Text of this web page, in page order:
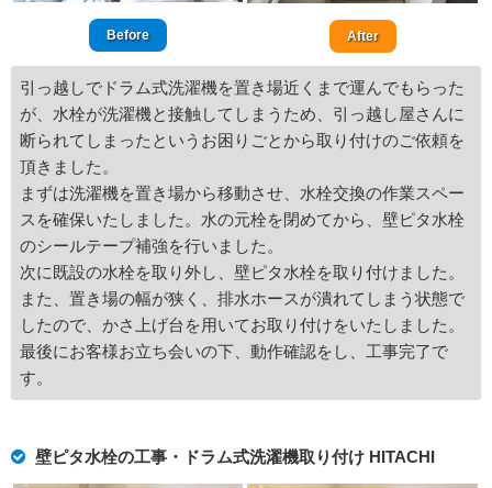
Before After
引っ越しでドラム式洗濯機を置き場近くまで運んでもらった
が、水栓が洗濯機と接触してしまうため、引っ越し屋さんに
断られてしまったというお困りごとから取り付けのご依頼を
頂きました。
まずは洗濯機を置き場から移動させ、水栓交換の作業スペー
スを確保いたしました。水の元栓を閉めてから、壁ピタ水栓
のシールテープ補強を行いました。
次に既設の水栓を取り外し、壁ピタ水栓を取り付けました。
また、置き場の幅が狭く、排水ホースが潰れてしまう状態で
したので、かさ上げ台を用いてお取り付けをいたしました。
最後にお客様お立ち会いの下、動作確認をし、工事完了で
す。
壁ピタ水栓の工事・ドラム式洗濯機取り付け HITACHI